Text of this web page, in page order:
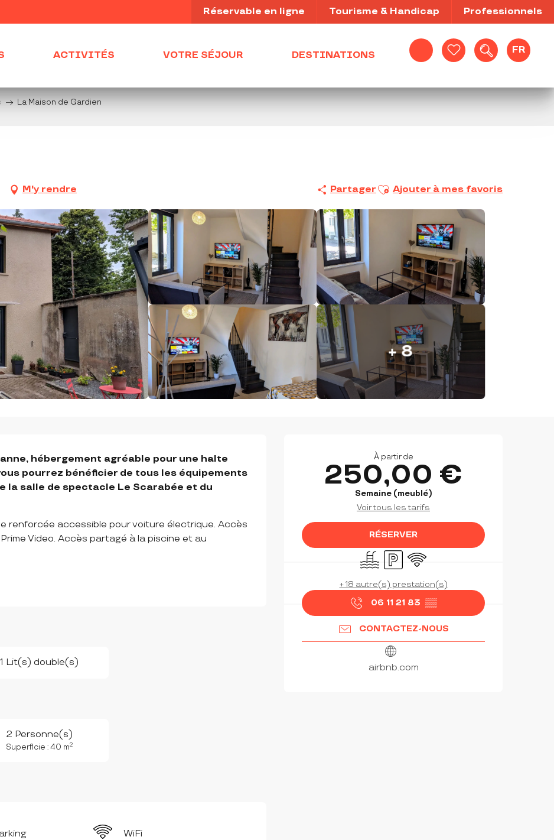
Recherche
FR
Réservable en ligne Tourisme & Handicap Professionnels
ACTIVITÉS VOTRE SÉJOUR DESTINATIONS
La Maison de Gardien
M'y rendre Partager Ajouter aux favoris
Ajouter à mes favoris
+ 8
OUVERTURE ET
À partir de
250,00 €
Semaine (meublé)
Voir tous les tarifs
RÉSERVER
PiscineParkingWiFi
+ 18 autre(s) prestation(s)
06 11 21 83 ▒▒
CONTACTEZ-NOUS
airbnb.com
hébergement agréable pour une halte
pourrez bénéficier de tous les équipements
la salle de spectacle Le Scarabée et du
renforcée accessible pour voiture électrique. Accès
Video. Accès partagé à la piscine et au
1 Lit(s) double(s)
2 Personne(s)
Superficie : 40 m2
WiFi